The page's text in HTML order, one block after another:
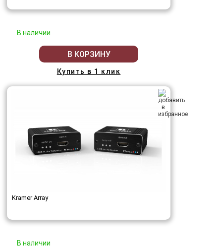
В наличии
В КОРЗИНУ
Купить в 1 клик
Kramer Array
В наличии